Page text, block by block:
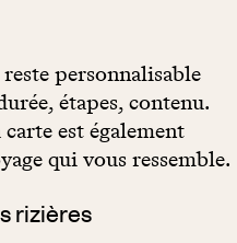
personnalisable
étapes, contenu.
est également
qui vous ressemble.
rizières